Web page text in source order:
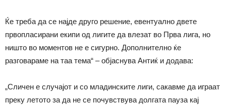
Ќе треба да се најде друго решение, евентуално двете
првопласирани екипи од лигите да влезат во Прва лига, но
ништо во моментов не е сигурно. Дополнително ќе
разговараме на таа тема“ – објаснува Антиќ и додава:
„Сличен е случајот и со младинските лиги, сакавме да играат
преку летото за да не се почувствува долгата пауза кај